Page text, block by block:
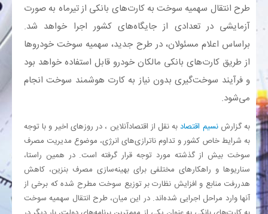
بانک
اقتصاد
طرح انتقال سهمیه سوخت به کارت‌های بانکی از تیرماه به صورت
آزمایشی در تعدادی از جایگاه‌های کشور اجرا خواهد شد.
براساس اعلام مسئولان، در طرح جدید، سهمیه سوخت خودروها
از طریق کارت‌های بانکی مالکان خودرو قابل استفاده خواهد بود
و فرآیند سوخت‌گیری بدون نیاز به کارت هوشمند سوخت انجام
می‌شود.
به گزارشنسیم اقتصادبه نقل از اقتصادآنلاین ، در روزهای اخیر و با توجه
به شرایط خاص کشور و تداوم ناترازی‌های انرژی، موضوع مدیریت مصرف
سوخت بیش از گذشته مورد توجه قرار گرفته است. در همین راستا،
سناریوها و راهکارهای مختلفی برای بهینه‌سازی مصرف بنزین، کاهش
هدررفت منابع و افزایش نظارت بر توزیع سوخت مطرح شده که برخی از
آنها وارد مراحل اجرایی شده‌اند. در این میان، طرح انتقال سهمیه سوخت